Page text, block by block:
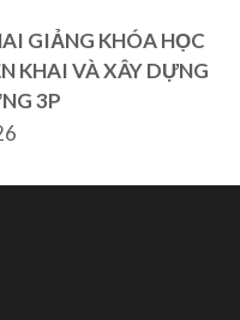
GIẢNG KHÓA HỌC
KHAI VÀ XÂY DỰNG
3P